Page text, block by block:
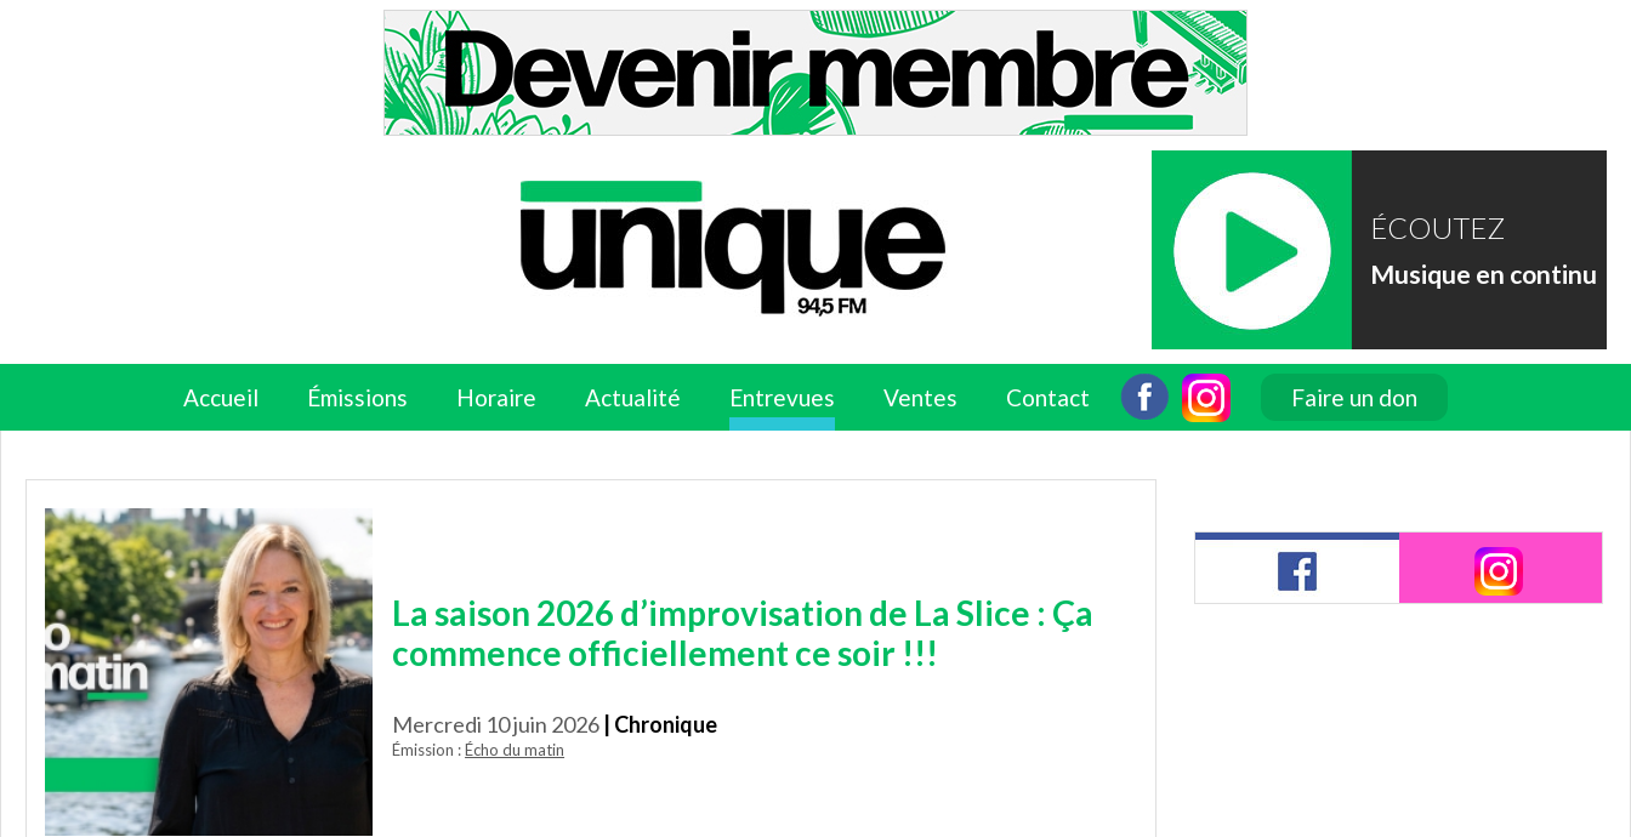
ÉCOUTEZ
Musique en continu
Accueil Émissions Horaire Actualité Entrevues Ventes Contact Faire un don
La saison 2026 d’improvisation de La Slice : Ça
commence officiellement ce soir !!!
Mercredi 10 juin 2026 | Chronique
Émission :Écho du matin